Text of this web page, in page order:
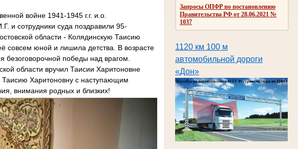
Запросы ОПФР по постановлению
Правительства РФ от 28.06.2021 №
1037
1120 км 100 м
автомобильной дороги
«Дон»
войне 1941-1945 г.г. и.о.
и сотрудники суда поздравили 95-
области - Колядинскую Таисию
совсем юной и лишила детства. В возрасте
безоговорочной победы над врагом.
области вручил Таисии Харитоновне
Таисию Харитоновну с наступающим
внимания родных и близких!